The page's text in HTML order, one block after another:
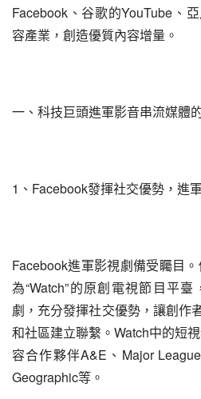
Facebook、谷歌的YouTube、
容產業，創造優質內容增量。
一、科技巨頭進軍影音串流媒體
1、Facebook發揮社交優勢，進
Facebook進軍影視劇備受矚目
為“Watch”的原創電視節目平
劇，充分發揮社交優勢，讓創作
和社區建立聯繫。Watch中的短
容合作夥伴A&E、Major
Geographic等。